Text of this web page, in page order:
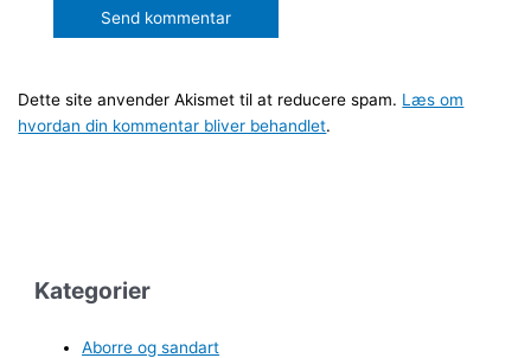
Dette site anvender Akismet til at reducere spam. Læs om
hvordan din kommentar bliver behandlet.
Kategorier
Aborre og sandart